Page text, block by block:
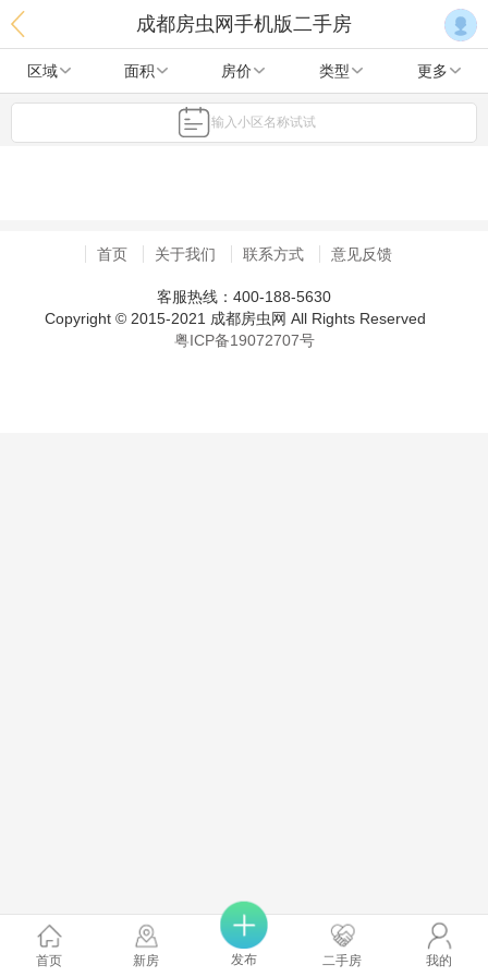
成都房虫网手机版二手房
区域 面积 房价 类型 更多
输入小区名称试试
首页 新房 发布 二手房 我的
首页 关于我们 联系方式 意见反馈
客服热线：400-188-5630
Copyright © 2015-2021 成都房虫网 All Rights Reserved
粤ICP备19072707号